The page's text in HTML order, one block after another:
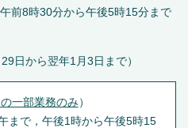
前8時30分から午後5時15分まで
日から翌年1月3日まで）
一部業務のみ ）
まで，午後1時から午後5時15